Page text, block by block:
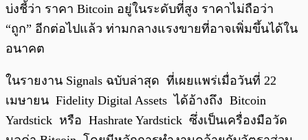
บ่งชี้ว่า ราคา Bitcoin อยู่ในระดับที่สูง ราคาไม่ถือว่า
“ถูก” อีกต่อไปแล้ว ท่ามกลางแรงขายที่อาจเพิ่มขึ้นได้ใน
อนาคต
ในรายงาน Signals ฉบับล่าสุด ที่เผยแพร่เมื่อวันที่ 22
เมษายน Fidelity Digital Assets ได้อ้างถึง Bitcoin
Yardstick หรือ Hashrate Yardstick ซึ่งเป็นเครื่องมือวัด